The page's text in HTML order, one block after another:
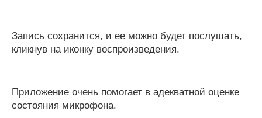
Запись сохранится, и ее можно будет послушать,
кликнув на иконку воспроизведения.
Приложение очень помогает в адекватной оценке
состояния микрофона.